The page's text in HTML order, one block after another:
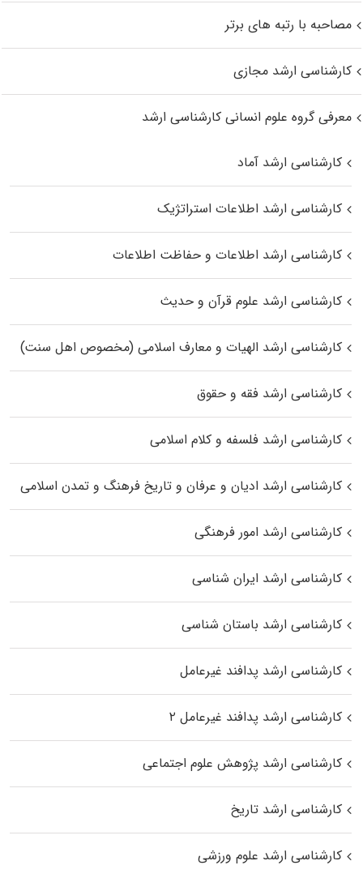
مصاحبه با رتبه های برتر
کارشناسی ارشد مجازی
معرفی گروه علوم انسانی کارشناسی ارشد
کارشناسی ارشد آماد
کارشناسی ارشد اطلاعات استراتژیک
کارشناسی ارشد اطلاعات و حفاظت اطلاعات
کارشناسی ارشد علوم قرآن و حدیث
کارشناسی ارشد الهیات و معارف اسلامی (مخصوص اهل سنت)
کارشناسی ارشد فقه و حقوق
کارشناسی ارشد فلسفه و کلام اسلامی
کارشناسی ارشد ادیان و عرفان و تاریخ فرهنگ و تمدن اسلامی
کارشناسی ارشد امور فرهنگی
کارشناسی ارشد ایران شناسی
کارشناسی ارشد باستان شناسی
کارشناسی ارشد پدافند غیرعامل
کارشناسی ارشد پدافند غیرعامل ۲
کارشناسی ارشد پژوهش علوم اجتماعی
کارشناسی ارشد تاریخ
کارشناسی ارشد علوم ورزشی